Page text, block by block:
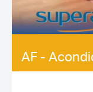
AF -